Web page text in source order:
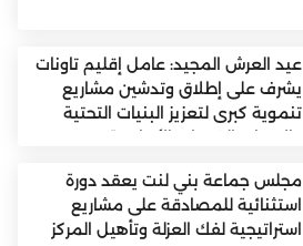
عيد العرش المجيد: عامل إقليم تاونات
يشرف على إطلاق وتدشين مشاريع
تنموية كبرى لتعزيز البنيات التحتية
مجلس جماعة بني لنت يعقد دورة
استثنائية للمصادقة على مشاريع
استراتيجية لفك العزلة وتأهيل المركز